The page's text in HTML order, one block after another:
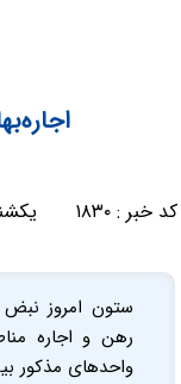
کد خبر : ۱۸۳۰ یکشنبه، ۱۹ آبان
رهن و اجاره
واحدهای مذکور بین 40 تا 120 متر